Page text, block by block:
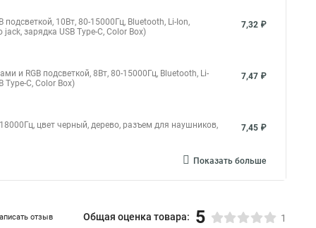
10Вт, 80-15000Гц, Bluetooth, Li-Ion,
зарядка USB Type-C, Color Box)
7,32 ₽
и RGB подсветкой, 8Вт, 80-15000Гц, Bluetooth, Li-
Type-C, Color Box)
7,47 ₽
цвет черный, дерево, разъем для наушников,
7,45 ₽
Показать больше
отзыв Общая оценка товара: 5 1